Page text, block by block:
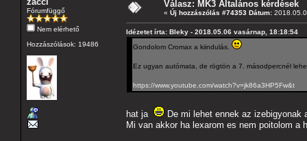
Fórumfüggő
Nem elérhető
Hozzászólások: 19486
Válasz: MK3 Általános kérdések
« Új hozzászólás #74353 Dátum:
Idézetet írta: Bleky - 2018.05.06 vasárnap, 18:18:54
Gondolom Cromax a kiindulás.
Ez ugyan autómata, de rögtön a 7. másodpercnél
https://www.youtube.com/watch?v=jk86a3HP5Fw&t
hat ja
De mi lehet ennek az
Mi van akkor ha lexarom es nem poitolom a